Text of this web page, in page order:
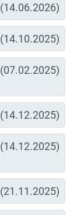
(14.06.2026)
(14.10.2025)
(07.02.2025)
(14.12.2025)
(14.12.2025)
(21.11.2025)